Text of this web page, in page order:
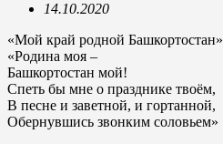
14.10.2020
«Мой край родной Башкортостан»
«Родина моя –
Башкортостан мой!
Спеть бы мне о празднике твоём,
В песне и заветной, и гортанной,
Обернувшись звонким соловьем»